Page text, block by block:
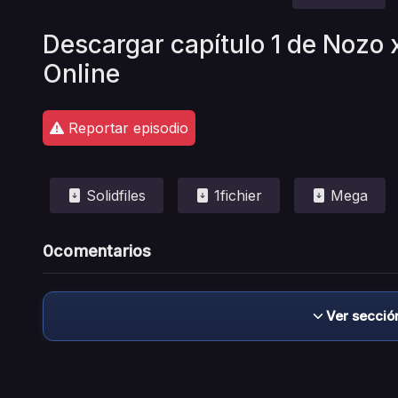
Descargar capítulo 1 de Nozo
Online
Reportar episodio
Solidfiles 1fichier Mega
0comentarios
Ver